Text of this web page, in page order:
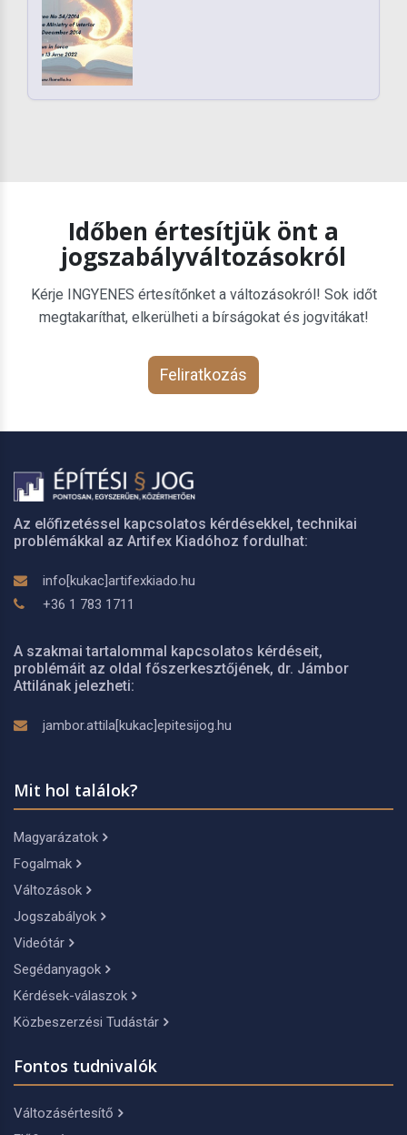
Időben értesítjük önt a
jogszabályváltozásokról
Kérje INGYENES értesítőnket a változásokról! Sok időt
megtakaríthat, elkerülheti a bírságokat és jogvitákat!
Feliratkozás
Az előfizetéssel kapcsolatos kérdésekkel, technikai
problémákkal az Artifex Kiadóhoz fordulhat:
info[kukac]artifexkiado.hu
+36 1 783 1711
A szakmai tartalommal kapcsolatos kérdéseit,
problémáit az oldal főszerkesztőjének, dr. Jámbor
Attilának jelezheti:
jambor.attila[kukac]epitesijog.hu
Mit hol találok?
Magyarázatok
Fogalmak
Változások
Jogszabályok
Videótár
Segédanyagok
Kérdések-válaszok
Közbeszerzési Tudástár
Fontos tudnivalók
Változásértesítő